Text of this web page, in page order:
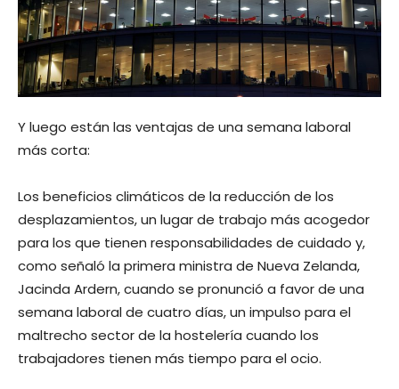
Y luego están las ventajas de una semana laboral
más corta:
Los beneficios climáticos de la reducción de los
desplazamientos, un lugar de trabajo más acogedor
para los que tienen responsabilidades de cuidado y,
como señaló la primera ministra de Nueva Zelanda,
Jacinda Ardern, cuando se pronunció a favor de una
semana laboral de cuatro días, un impulso para el
maltrecho sector de la hostelería cuando los
trabajadores tienen más tiempo para el ocio.